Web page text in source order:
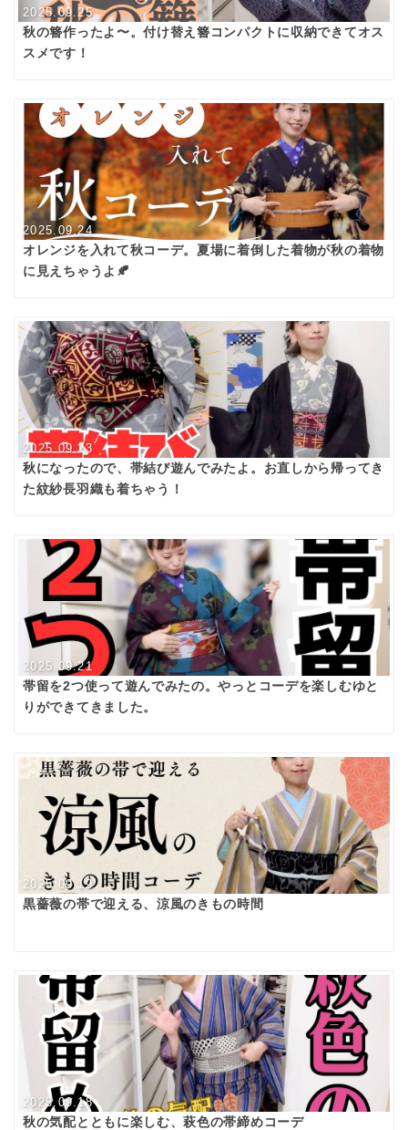
2025.09.25
秋の簪作ったよ〜。付け替え簪コンパクトに収納できてオス
スメです！
2025.09.24
オレンジを入れて秋コーデ。夏場に着倒した着物が秋の着物
に見えちゃうよ🍂
2025.09.23
秋になったので、帯結び遊んでみたよ。お直しから帰ってき
た紋紗長羽織も着ちゃう！
2025.09.21
帯留を2つ使って遊んでみたの。やっとコーデを楽しむゆと
りができてきました。
2025.09.19
黒薔薇の帯で迎える、涼風のきもの時間
2025.09.18
秋の気配とともに楽しむ、萩色の帯締めコーデ